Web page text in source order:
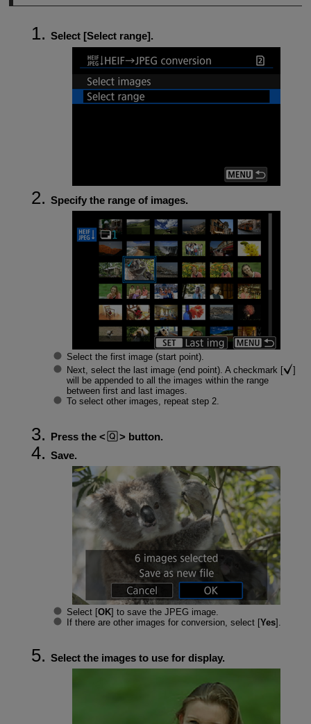
Select [Select range].
Specify the range of images.
Select the first image (start point).
Next, select the last image (end point). A checkmark [
]
will be appended to all the images within the range
between first and last images.
To select other images, repeat step 2.
Press the
button.
Save.
Select [OK] to save the JPEG image.
If there are other images for conversion, select [Yes].
Select the images to use for display.